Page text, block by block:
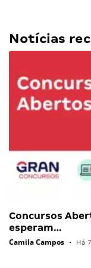
Notícias
Concursos
esperam…
Camila Campos • Há